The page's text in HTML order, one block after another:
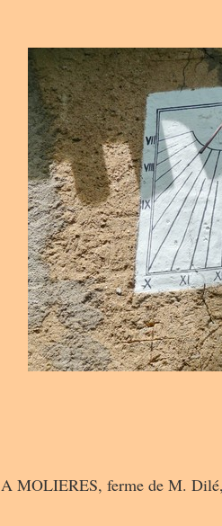
A MOLIERES, ferme de M. Dilé,